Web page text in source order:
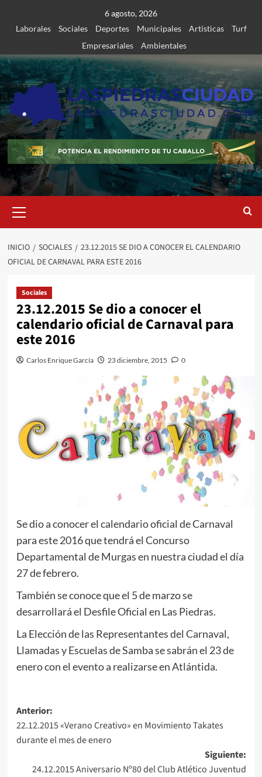
6 agosto, 2026
Laborales
Sociales Deportes Municipales Artísticas
Turf
Empresariales
Ambientales
primario
INICIO SOCIALES
23.12.2015 SE DIO A CONOCER EL CALENDARIO
OFICIAL DE CARNAVAL PARA ESTE 2016
Sociales
23.12.2015 Se dio a conocer el
calendario oficial de Carnaval para
este 2016
Carlos Enrique García 23 diciembre, 2015 0
Se dio a conocer el calendario oficial de Carnaval
para este 2016 que tendrá el Concurso
Departamental de Murgas en nuestra ciudad el día
27 de febrero.
También se conoce que el 5 de marzo se
desarrollará el Desfile Oficial en Las Piedras.
La Elección de las Representantes del Carnaval,
Llamadas y Escuelas de Samba se sabrán el 23 de
enero con el evento a realizarse en Atlántida.
Navegación
de
entradas
Anterior:
22.12.2015 «Verano Creativo» en Movimiento Takates
durante el mes de enero
Siguiente:
24.12.2015 Aniversario Nº80 del Club Atlético Juventud